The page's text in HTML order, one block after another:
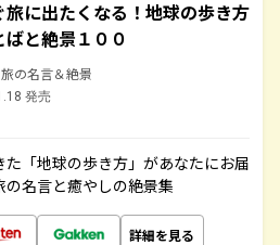
旅に出たくなる！地球の歩き方
ばと絶景１００
の名言＆絶景
発売
「地球の歩き方」があなたにお届
名言と癒やしの絶景集
詳細を見る